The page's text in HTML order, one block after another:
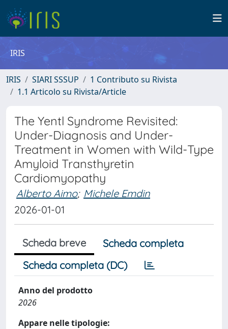
IRIS
IRIS SIARI SSSUP
1 Contributo su Rivista
1.1 Articolo su Rivista/Article
The Yentl Syndrome Revisited:
Under-Diagnosis and Under-
Treatment in Women with Wild-Type
Amyloid Transthyretin
Cardiomyopathy
Alberto Aimo; Michele Emdin
2026-01-01
Scheda breve
Scheda completa
Scheda completa (DC)
Anno del prodotto
2026
Appare nelle tipologie: